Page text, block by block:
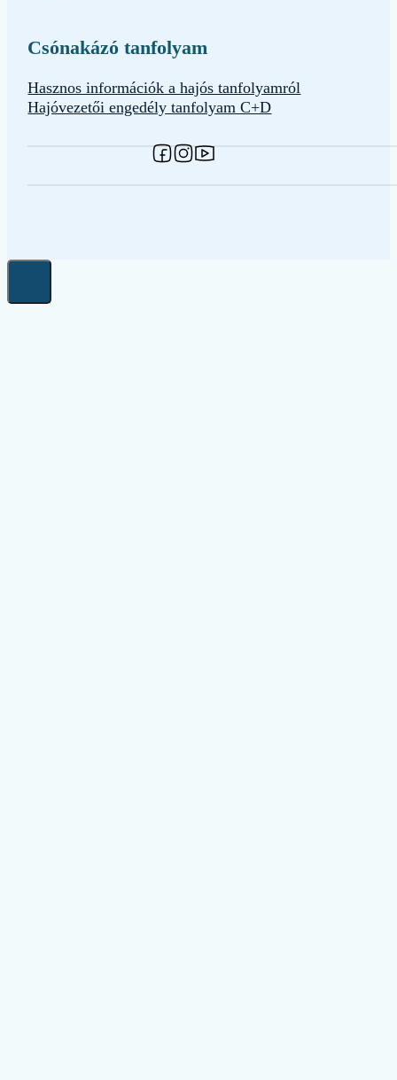
Csónakázó tanfolyam
Hasznos információk a hajós tanfolyamról
Hajóvezetői engedély tanfolyam C+D
Kövessen minket a Facebookon
Kövessen minket Instagramon
Kövessen minket a YouTube-